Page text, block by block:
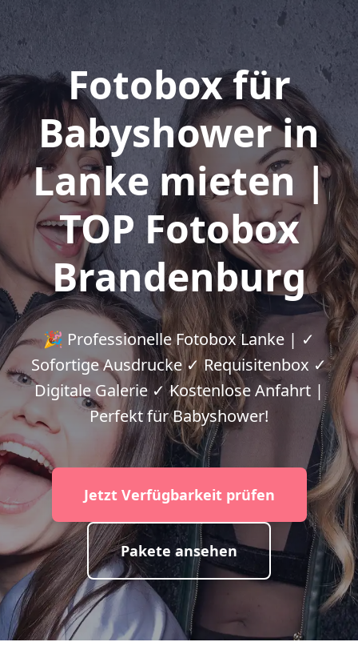
Fotobox für
Babyshower in
Lanke mieten |
TOP Fotobox
Brandenburg
🎉 Professionelle Fotobox Lanke | ✓
Sofortige Ausdrucke ✓ Requisitenbox ✓
Digitale Galerie ✓ Kostenlose Anfahrt |
Perfekt für Babyshower!
Jetzt Verfügbarkeit prüfen
Pakete ansehen